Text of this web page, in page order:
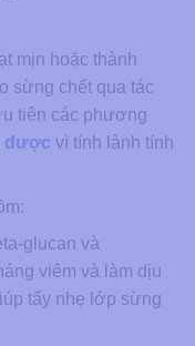
mịn hoặc thành
sừng chết qua tác
tiên các phương
dược vì tính lành tính
glucan và
viêm và làm dịu
tẩy nhẹ lớp sừng